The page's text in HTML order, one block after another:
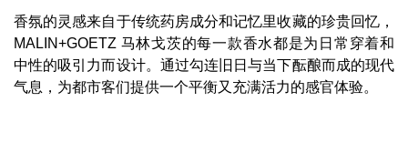
香氛的灵感来自于传统药房成分和记忆里收藏的珍贵回忆，
MALIN+GOETZ 马林戈茨的每一款香水都是为日常穿着和
中性的吸引力而设计。通过勾连旧日与当下酝酿而成的现代
气息，为都市客们提供一个平衡又充满活力的感官体验。